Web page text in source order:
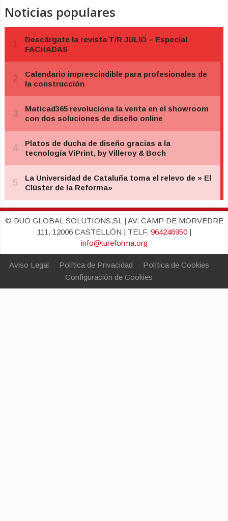
Noticias populares
© DUO GLOBAL SOLUTIONS,SL | AV. CAMP DE MORVEDRE
111, 12006 CASTELLÓN | TELF. 964246950|
info@tureforma.org
Aviso Legal Política de Privacidad
Política de Cookies
Configuración de Cookies